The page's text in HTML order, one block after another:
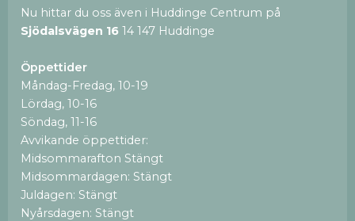
Nu hittar du oss även i Huddinge Centrum på
Sjödalsvägen 16 14 147 Huddinge
Öppettider
Måndag-Fredag, 10-19
Lördag, 10-16
Söndag, 11-16
Avvikande öppettider:
Midsommarafton Stängt
Midsommardagen: Stängt
Juldagen: Stängt
Nyårsdagen: Stängt